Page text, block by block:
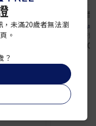
TOBACCO
細支
SHANGHAI
中華香
¥
未滿20歲者無法瀏
。
？